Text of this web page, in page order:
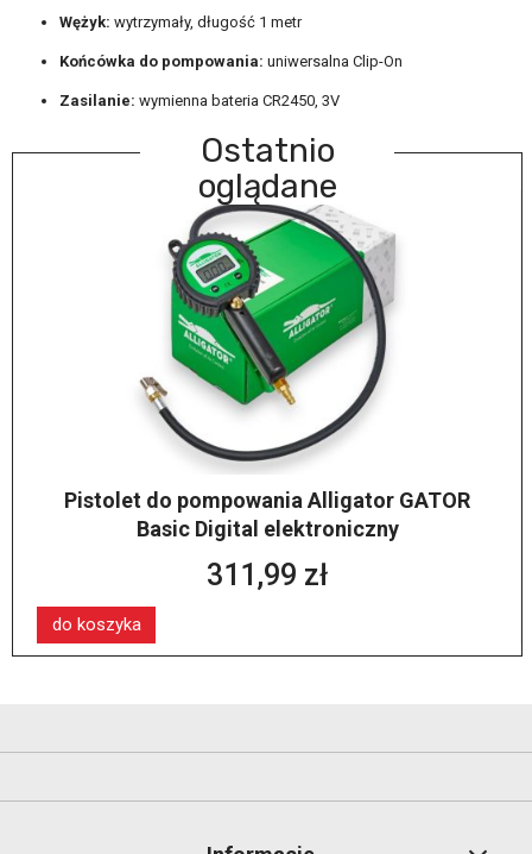
Wężyk: wytrzymały, długość 1 metr
Końcówka do pompowania: uniwersalna Clip-On
Zasilanie: wymienna bateria CR2450, 3V
Ostatnio
oglądane
Pistolet do pompowania Alligator GATOR
Basic Digital elektroniczny
311,99 zł
do koszyka